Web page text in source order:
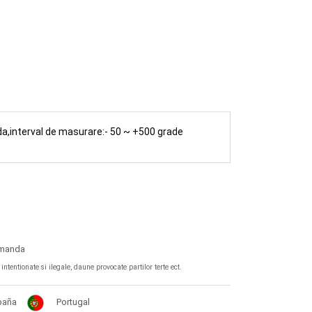
de masurare:- 50 ~ +500 grade
si ilegale, daune provocate partilor terte ect.
Portugal